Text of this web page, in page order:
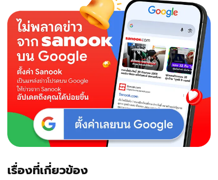
เรื่องที่เกี่ยวข้อง